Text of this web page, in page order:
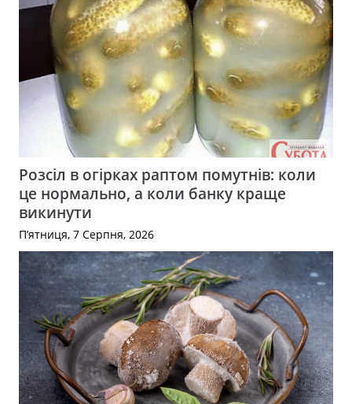
Розсіл в огірках раптом помутнів: коли
це нормально, а коли банку краще
викинути
П’ятниця, 7 Серпня, 2026